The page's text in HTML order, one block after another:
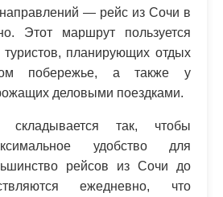
— рейс из Сочи в
Этот маршрут пользуется
туристов, планирующих отдых
побережье, а также у
деловыми поездками.
складывается так, чтобы
удобство для
рейсов из Сочи до
ежедневно, что